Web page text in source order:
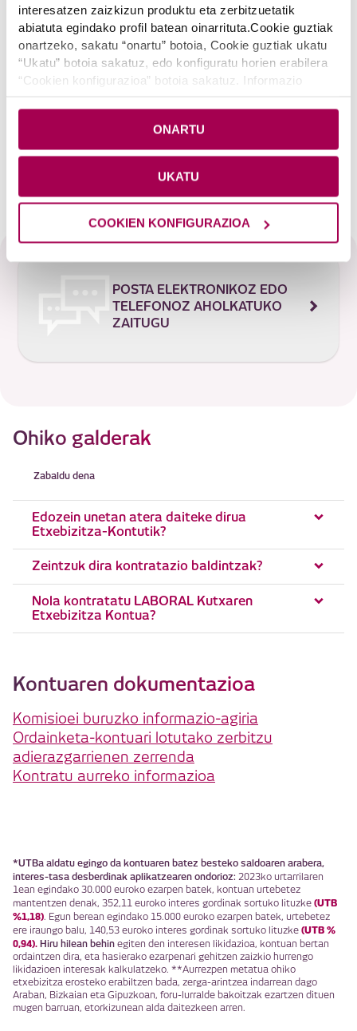
interesatzen zaizkizun produktu eta zerbitzuetatik
abiatuta egindako profil batean oinarrituta.Cookie guztiak
onartzeko, sakatu “onartu” botoia, Cookie guztiak ukatu
“Ukatu” botoia sakatuz, edo konfiguratu horien erabilera
“Cookien konfigurazioa” botoia sakatuz. Informazio
ONARTU
COOKIEN KONFIGURAZIOA
UKATU
Adibide argigarriak*:
900€-ko batez besteko saldoa:
15.000 €-ko batez besteko saldoa:
30.000 €-ko batez besteko saldoa:
POSTA ELEKTRONIKOZ EDO
TELEFONOZ AHOLKATUKO
ZAITUGU
Ohiko galderak
Zabaldu dena
Edozein unetan atera daiteke dirua
Etxebizitza-Kontutik?
Zeintzuk dira kontratazio baldintzak?
Nola kontratatu LABORAL Kutxaren
Etxebizitza Kontua?
Kontuaren dokumentazioa
Komisioei buruzko informazio-agiria
Ordainketa-kontuari lotutako zerbitzu
adierazgarrienen zerrenda
Kontratu aurreko informazioa
*UTBa aldatu egingo da kontuaren batez besteko saldoaren arabera,
interes-tasa desberdinak aplikatzearen ondorioz: 2023ko urtarrilaren
1ean egindako 30.000 euroko ezarpen batek, kontuan urtebetez
mantentzen denak, 352,11 euroko interes gordinak sortuko lituzke (UTB
%1,18). Egun berean egindako 15.000 euroko ezarpen batek, urtebetez
ere iraungo balu, 140,53 euroko interes gordinak sortuko lituzke (UTB %
0,94). Hiru hilean behin egiten den interesen likidazioa, kontuan bertan
ordaintzen dira, eta hasierako ezarpenari gehitzen zaizkio hurrengo
likidazioen interesak kalkulatzeko. **Aurrezpen metatua ohiko
etxebizitza erosteko erabiltzen bada, zerga-arintzea indarrean dago
Araban, Bizkaian eta Gipuzkoan, foru-lurralde bakoitzak ezartzen dituen
mugen barruan, etorkizunean alda daitezkeen arren.